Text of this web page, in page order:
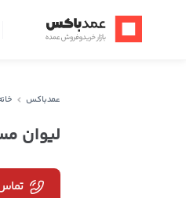
عمدباکس — بازگشت به صفحه اصلی
عمدباکس
لیوان